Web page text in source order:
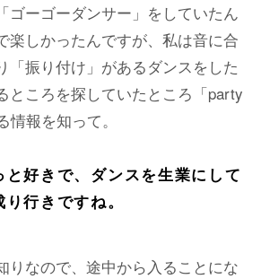
ゴーゴーダンサー」をしていたん
楽しかったんですが、私は音に合
振り付け」があるダンスをした
ところを探していたところ「party
報を知って。
好きで、ダンスを生業にして
行きですね。
りなので、途中から入ることにな